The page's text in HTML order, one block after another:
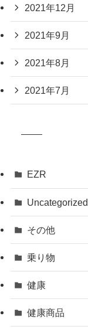
2021年12月
2021年9月
2021年8月
2021年7月
EZR
Uncategorized
その他
乗り物
健康
健康商品